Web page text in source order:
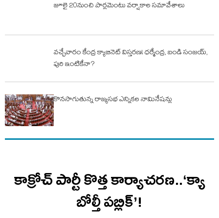
జూలై 20నుంచి పార్లమెంటు వర్షాకాల సమావేశాలు
వచ్చేవారం కేంద్ర క్యాబినెట్ విస్తరణ! ధర్మేంద్ర, బండి సంజయ్,
పురి ఇంటికేనా?
కొనసాగుతున్న రాజ్యసభ ఎన్నికల నామినేషన్లు
కాక్రోచ్ పార్టీ కొత్త కార్యాచరణ..‘క్యా
బోల్తీ పబ్లిక్’!